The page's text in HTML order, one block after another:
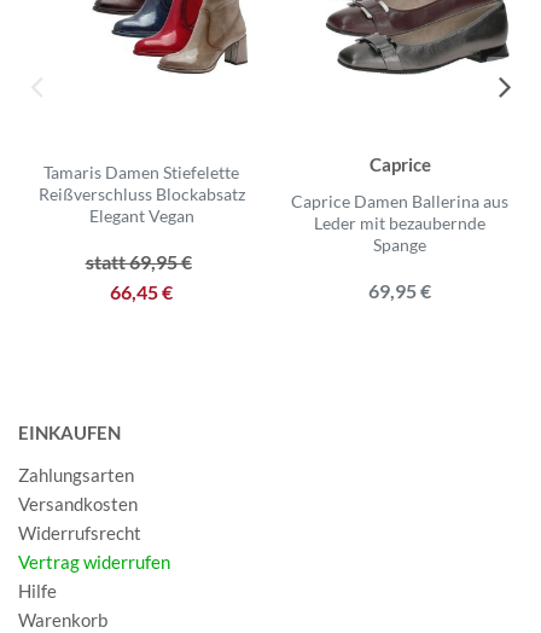
Tamaris Damen Stiefelette
Reißverschluss Blockabsatz
Elegant Vegan
statt 69,95 €
66,45 €
Caprice
Caprice Damen Ballerina aus
Leder mit bezaubernde
Spange
69,95 €
EINKAUFEN
Zahlungsarten
Versandkosten
Widerrufsrecht
Vertrag widerrufen
Hilfe
Warenkorb